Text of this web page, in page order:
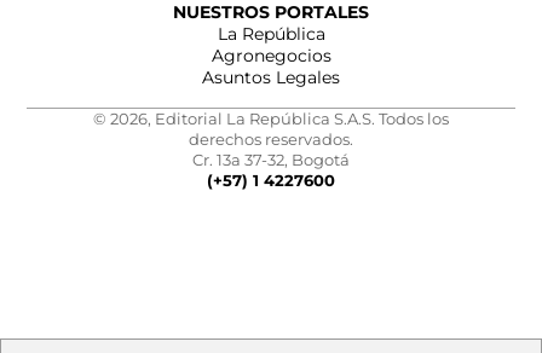
NUESTROS PORTALES
La República
Agronegocios
Asuntos Legales
© 2026, Editorial La República S.A.S. Todos los
derechos reservados.
Cr. 13a 37-32, Bogotá
(+57) 1 4227600